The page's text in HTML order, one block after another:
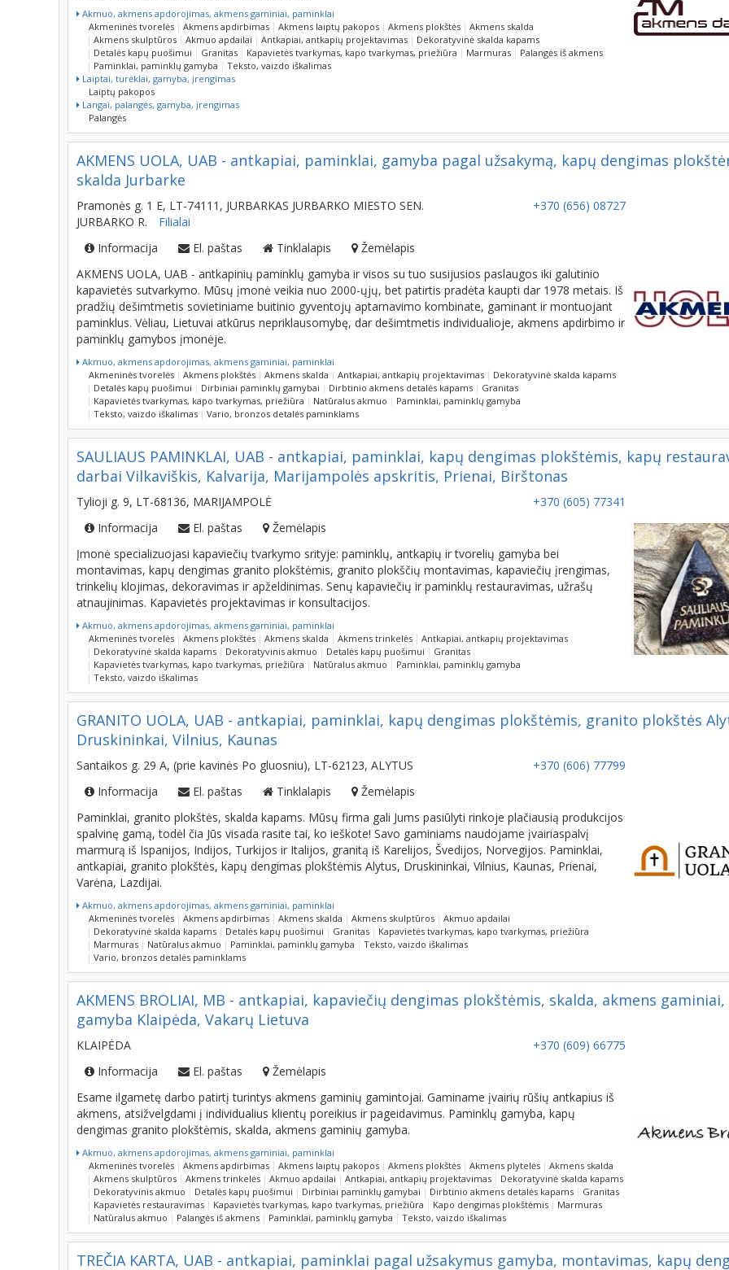
Akmuo, akmens apdorojimas, akmens gaminiai, paminklai
Akmeninės tvorelės
Akmens apdirbimas Akmens laiptų pakopos Akmens plokštės
Akmens skalda
Akmens skulptūros
Akmuo apdailai Antkapiai, antkapių projektavimas
Dekoratyvinė skalda kapams
Detalės kapų puošimui
Granitas Kapavietės tvarkymas, kapo tvarkymas, priežiūra Marmuras
Palangės iš akmens
Paminklai, paminklų gamyba
Teksto, vaizdo iškalimas
Laiptai, turėklai, gamyba, įrengimas
Laiptų pakopos
Langai, palangės, gamyba, įrengimas
Palangės
AKMENS UOLA, UAB - antkapiai, paminklai, gamyba pagal užsakymą, kapų dengimas
skalda Jurbarke
Pramonės g. 1 E, LT-74111, JURBARKAS JURBARKO MIESTO SEN.
JURBARKO R.
Filialai
+370 (656) 08727
Informacija El. paštas Tinklalapis
Žemėlapis
AKMENS UOLA, UAB - antkapinių paminklų gamyba ir visos su tuo susijusios paslaugos iki galutinio
kapavietės sutvarkymo. Mūsų įmonė veikia nuo 2000-ųjų, bet patirtis pradėta kaupti dar 1978 metais. Iš
pradžių dešimtmetis sovietiniame buitinio gyventojų aptarnavimo kombinate, gaminant ir montuojant
paminklus. Vėliau, Lietuvai atkūrus nepriklausomybę, dar dešimtmetis individualioje, akmens apdirbimo ir
paminklų gamybos įmonėje.
Akmuo, akmens apdorojimas, akmens gaminiai, paminklai
Akmeninės tvorelės
Akmens plokštės Akmens skalda Antkapiai, antkapių projektavimas
Dekoratyvinė skalda kapams
Detalės kapų puošimui
Dirbiniai paminklų gamybai Dirbtinio akmens detalės kapams
Granitas
Kapavietės tvarkymas, kapo tvarkymas, priežiūra
Natūralus akmuo
Paminklai, paminklų gamyba
Teksto, vaizdo iškalimas
Vario, bronzos detalės paminklams
SAULIAUS PAMINKLAI, UAB - antkapiai, paminklai, kapų dengimas plokštėmis, kapų
darbai Vilkaviškis, Kalvarija, Marijampolės apskritis, Prienai, Birštonas
Tylioji g. 9, LT-68136, MARIJAMPOLĖ
+370 (605) 77341
Informacija
El. paštas
Žemėlapis
Įmonė specializuojasi kapaviečių tvarkymo srityje: paminklų, antkapių ir tvorelių gamyba bei
montavimas, kapų dengimas granito plokštėmis, granito plokščių montavimas, kapaviečių įrengimas,
trinkelių klojimas, dekoravimas ir apželdinimas. Senų kapaviečių ir paminklų restauravimas, užrašų
atnaujinimas. Kapavietės projektavimas ir konsultacijos.
Akmuo, akmens apdorojimas, akmens gaminiai, paminklai
Akmeninės tvorelės
Akmens plokštės Akmens skalda Akmens trinkelės
Antkapiai, antkapių projektavimas
Dekoratyvinė skalda kapams
Dekoratyvinis akmuo Detalės kapų puošimui
Granitas
Kapavietės tvarkymas, kapo tvarkymas, priežiūra
Natūralus akmuo
Paminklai, paminklų gamyba
Teksto, vaizdo iškalimas
GRANITO UOLA, UAB - antkapiai, paminklai, kapų dengimas plokštėmis, granito plokštės
Druskininkai, Vilnius, Kaunas
Santaikos g. 29 A, (prie kavinės Po gluosniu), LT-62123, ALYTUS
+370 (606) 77799
Informacija
El. paštas Tinklalapis
Žemėlapis
Paminklai, granito plokštės, skalda kapams. Mūsų firma gali Jums pasiūlyti rinkoje plačiausią produkcijos
spalvinę gamą, todėl čia Jūs visada rasite tai, ko ieškote! Savo gaminiams naudojame įvairiaspalvį
marmurą iš Ispanijos, Indijos, Turkijos ir Italijos, granitą iš Karelijos, Švedijos, Norvegijos. Paminklai,
antkapiai, granito plokštės, kapų dengimas plokštėmis Alytus, Druskininkai, Vilnius, Kaunas, Prienai,
Varėna, Lazdijai.
Akmuo, akmens apdorojimas, akmens gaminiai, paminklai
Akmeninės tvorelės
Akmens apdirbimas Akmens skalda Akmens skulptūros
Akmuo apdailai
Dekoratyvinė skalda kapams
Detalės kapų puošimui Granitas
Kapavietės tvarkymas, kapo tvarkymas, priežiūra
Marmuras
Natūralus akmuo Paminklai, paminklų gamyba
Teksto, vaizdo iškalimas
Vario, bronzos detalės paminklams
AKMENS BROLIAI, MB - antkapiai, kapaviečių dengimas plokštėmis, skalda, akmens gaminiai,
gamyba Klaipėda, Vakarų Lietuva
KLAIPĖDA
+370 (609) 66775
Informacija
El. paštas
Žemėlapis
Esame ilgametę darbo patirtį turintys akmens gaminių gamintojai. Gaminame įvairių rūšių antkapius iš
akmens, atsižvelgdami į individualius klientų poreikius ir pageidavimus. Paminklų gamyba, kapų
dengimas granito plokštėmis, skalda, akmens gaminių gamyba.
Akmuo, akmens apdorojimas, akmens gaminiai, paminklai
Akmeninės tvorelės
Akmens apdirbimas Akmens laiptų pakopos Akmens plokštės Akmens plytelės
Akmens skalda
Akmens skulptūros
Akmens trinkelės Akmuo apdailai Antkapiai, antkapių projektavimas
Dekoratyvinė skalda kapams
Dekoratyvinis akmuo
Detalės kapų puošimui Dirbiniai paminklų gamybai Dirbtinio akmens detalės kapams
Granitas
Kapavietės restauravimas
Kapavietės tvarkymas, kapo tvarkymas, priežiūra Kapo dengimas plokštėmis
Marmuras
Natūralus akmuo
Palangės iš akmens Paminklai, paminklų gamyba Teksto, vaizdo iškalimas
TREČIA KARTA, UAB - antkapiai, paminklai pagal užsakymus gamyba, montavimas, kapų